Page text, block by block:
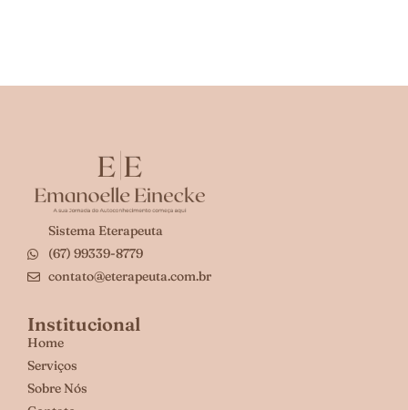
Sistema Eterapeuta
(67) 99339-8779
contato@eterapeuta.com.br
Institucional
Home
Serviços
Sobre Nós